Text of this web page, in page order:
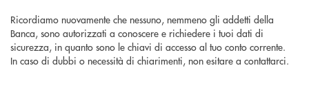
Ricordiamo nuovamente che nessuno, nemmeno gli addetti della
Banca, sono autorizzati a conoscere e richiedere i tuoi dati di
sicurezza, in quanto sono le chiavi di accesso al tuo conto corrente.
In caso di dubbi o necessità di chiarimenti, non esitare a contattarci.